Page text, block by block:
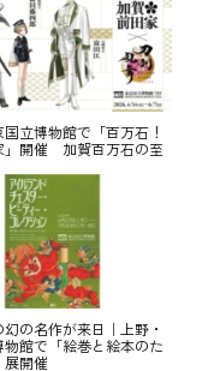
国立博物館で「百万石！
」開催 加賀百万石の至
の名作が来日｜上野・
館で「絵巻と絵本のた
展開催